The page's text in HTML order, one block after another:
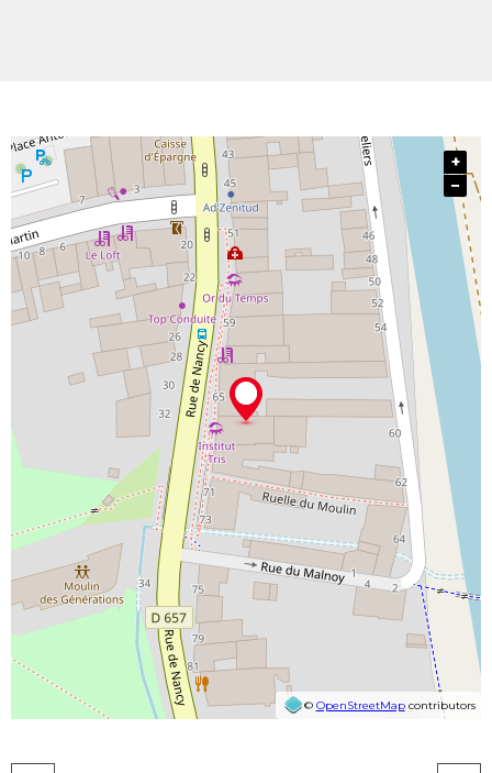
© OpenStreetMapcontributors
+
−